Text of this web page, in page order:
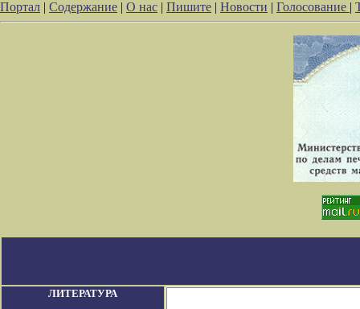
Портал | Содержание | О нас | Пишите | Новости | Голосование |
ЛИТЕРАТУРА